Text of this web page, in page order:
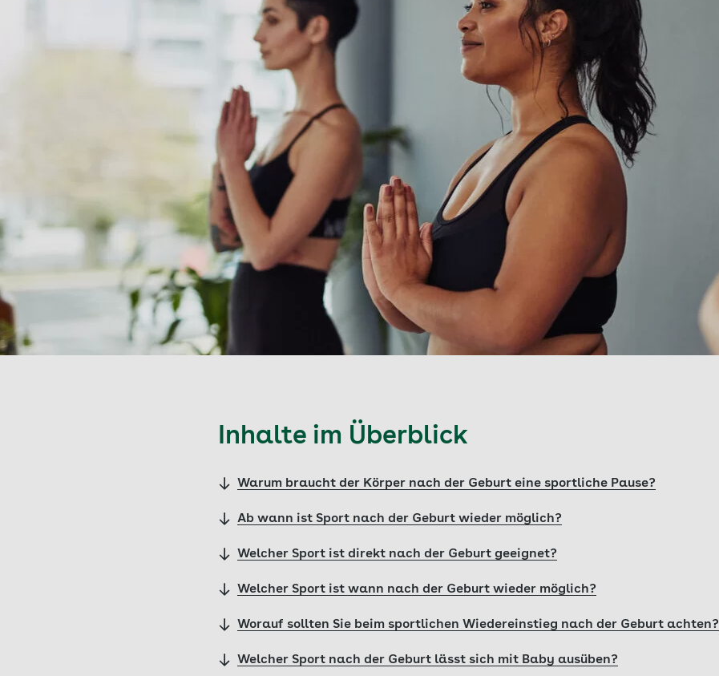
Inhalte im Überblick
Warum braucht der Körper nach der Geburt eine sportliche Pause?
Ab wann ist Sport nach der Geburt wieder möglich?
Welcher Sport ist direkt nach der Geburt geeignet?
Welcher Sport ist wann nach der Geburt wieder möglich?
Worauf sollten Sie beim sportlichen Wiedereinstieg nach der Geburt achten?
Welcher Sport nach der Geburt lässt sich mit Baby ausüben?